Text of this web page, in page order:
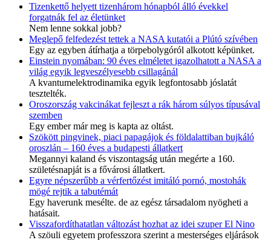
Tizenkettő helyett tizenhárom hónapból álló évekkel
forgatnák fel az életünket
Nem lenne sokkal jobb?
Meglepő felfedezést tettek a NASA kutatói a Plútó szívében
Egy az egyben átírhatja a törpebolygóról alkotott képünket.
Einstein nyomában: 90 éves elméletet igazolhatott a NASA a
világ egyik legveszélyesebb csillagánál
A kvantumelektrodinamika egyik legfontosabb jóslatát
tesztelték.
Oroszország vakcinákat fejleszt a rák három súlyos típusával
szemben
Egy ember már meg is kapta az oltást.
Szökött pingvinek, piaci papagájok és földalattiban bujkáló
oroszlán – 160 éves a budapesti állatkert
Megannyi kaland és viszontagság után megérte a 160.
születésnapját is a fővárosi állatkert.
Egyre népszerűbb a vérfertőzést imitáló pornó, mostohák
mögé rejtik a tabutémát
Egy haverunk mesélte. de az egész társadalom nyögheti a
hatásait.
Visszafordíthatatlan változást hozhat az idei szuper El Nino
A szöuli egyetem professzora szerint a mesterséges eljárások